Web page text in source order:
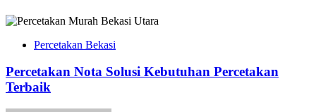
Percetakan Bekasi
Percetakan Nota Solusi Kebutuhan Percetakan
Terbaik